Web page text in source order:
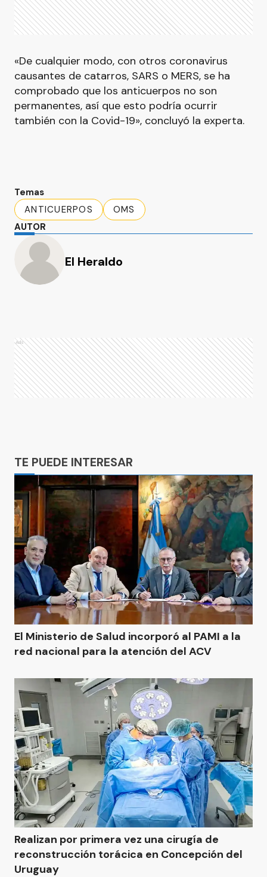
«De cualquier modo, con otros coronavirus
causantes de catarros, SARS o MERS, se ha
comprobado que los anticuerpos no son
permanentes, así que esto podría ocurrir
también con la Covid-19», concluyó la experta.
Temas
ANTICUERPOS
OMS
AUTOR
El Heraldo
Ads
TE PUEDE INTERESAR
El Ministerio de Salud incorporó al PAMI a la
red nacional para la atención del ACV
Realizan por primera vez una cirugía de
reconstrucción torácica en Concepción del
Uruguay